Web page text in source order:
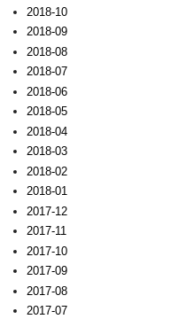
2018-10
2018-09
2018-08
2018-07
2018-06
2018-05
2018-04
2018-03
2018-02
2018-01
2017-12
2017-11
2017-10
2017-09
2017-08
2017-07